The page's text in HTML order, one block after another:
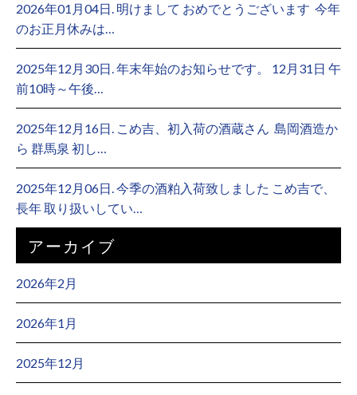
2026年01月04日. 明けまして おめでとうございます ⁡ 今年
のお正月休みは…
2025年12月30日. 年末年始のお知らせです。 12月31日 午
前10時～午後…
2025年12月16日. こめ吉、初入荷の酒蔵さん ⁡ 島岡酒造か
ら 群馬泉 初し…
2025年12月06日. 今季の酒粕入荷致しました こめ吉で、
長年 取り扱いしてい…
アーカイブ
2026年2月
2026年1月
2025年12月